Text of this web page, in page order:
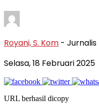
Royani, S. Kom - Jurnalis
Selasa, 18 Februari 2025
URL berhasil dicopy